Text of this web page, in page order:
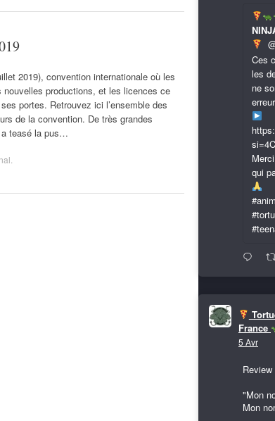
2019), convention internationale où les
productions, et les licences ce
portes. Retrouvez ici l’ensemble des
de la convention. De très grandes
a teasé la pus…
Ces
les
ne
qui
France
5 Avr
"Mon
Mon